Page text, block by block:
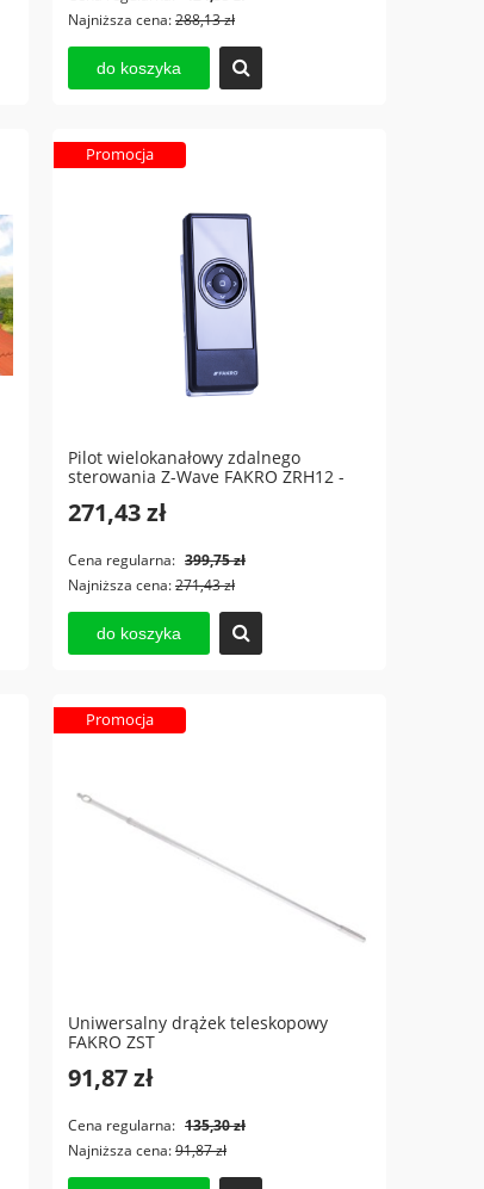
Najniższa cena:288,13 zł
do koszyka
Pilot wielokanałowy zdalnego
sterowania Z-Wave FAKRO ZRH12 -
271,43 zł
Cena regularna: 399,75 zł
Najniższa cena:271,43 zł
do koszyka
Promocja
Uniwersalny drążek teleskopowy
FAKRO ZST
91,87 zł
Cena regularna: 135,30 zł
Najniższa cena:91,87 zł
Promocja